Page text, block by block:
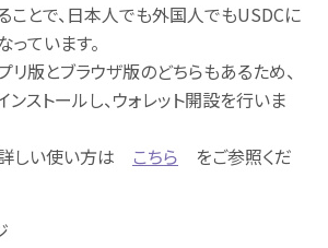
ことで、日本人でも外国人でもUSDCに
ています。
リ版とブラウザ版のどちらもあるため、
ストールし、ウォレット開設を行いま
しい使い方は こちら をご参照くだ